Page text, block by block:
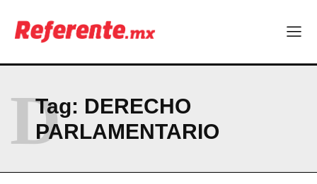
ABOUT
NEWSLETTER
Tag: DERECHO
PARLAMENTARIO
D